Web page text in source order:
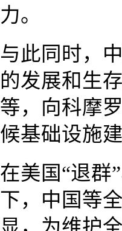
力。
与此同时，
的发展和生
等，向科摩
候基础设施
在美国“退群
下，中国等
显，为维护